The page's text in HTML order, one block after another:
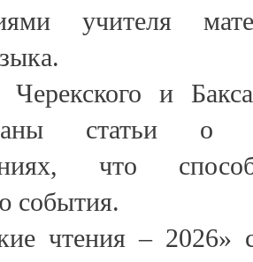
учителя
Черекского и
статьи о
что
события.
чтения – 2026»